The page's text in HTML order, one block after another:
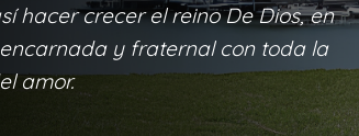
hacer crecer el reino De Dios, en
y fraternal con toda la
amor.